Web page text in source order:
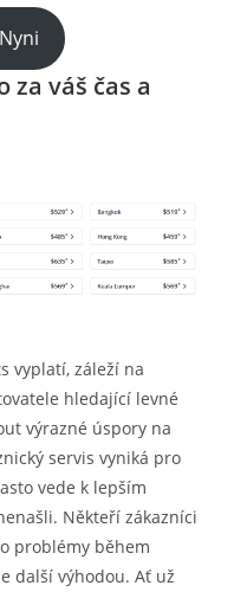
za váš čas a
vyplatí, záleží na
hledající levné
výrazné úspory na
servis vyniká pro
vede k lepším
Někteří zákazníci
problémy během
další výhodou. Ať už